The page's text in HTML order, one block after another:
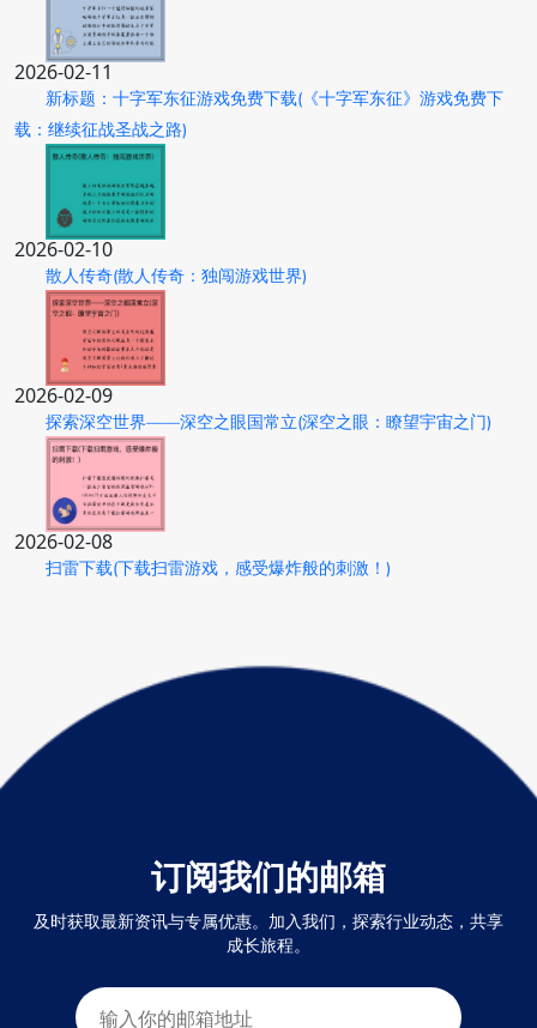
2026-02-11
新标题：十字军东征游戏免费下载(《十字军东征》游戏免费下
载：继续征战圣战之路)
2026-02-10
散人传奇(散人传奇：独闯游戏世界)
2026-02-09
探索深空世界——深空之眼国常立(深空之眼：瞭望宇宙之门)
2026-02-08
扫雷下载(下载扫雷游戏，感受爆炸般的刺激！)
订阅我们的邮箱
及时获取最新资讯与专属优惠。加入我们，探索行业动态，共享
成长旅程。